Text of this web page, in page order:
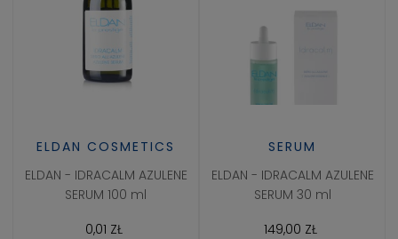
ELDAN COSMETICS
ELDAN - IDRACALM AZULENE
SERUM 100 ml
0,01 ZŁ
SERUM
ELDAN - IDRACALM AZULENE
SERUM 30 ml
149,00 ZŁ